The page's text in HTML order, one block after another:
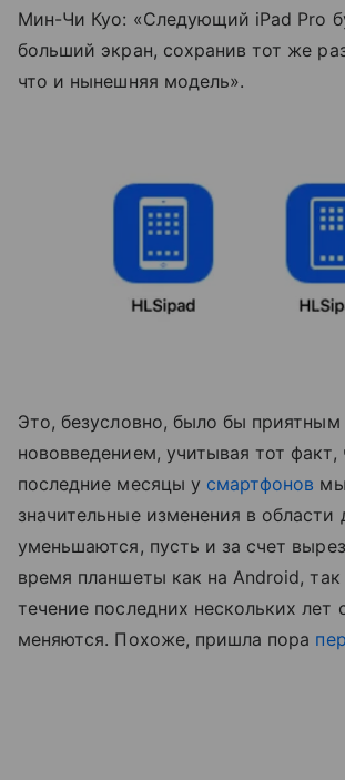
Мин-Чи Куо: «Следующий iPad Pro
больший экран, сохранив тот же
что и нынешняя модель».
Это, безусловно, было бы приятным
нововведением, учитывая тот факт,
последние месяцы у смартфонов
значительные изменения в области
уменьшаются, пусть и за счет
время планшеты как на Android, так
течение последних нескольких лет
меняются. Похоже, пришла пора